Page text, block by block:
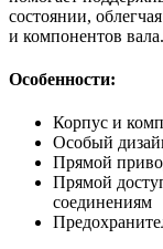
состоянии,
и компонентов вала.
Особенности:
Корпус и
Особый
Прямой
Прямой
соединениям